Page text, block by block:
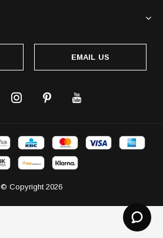
EMAIL US
© Copyright 2026